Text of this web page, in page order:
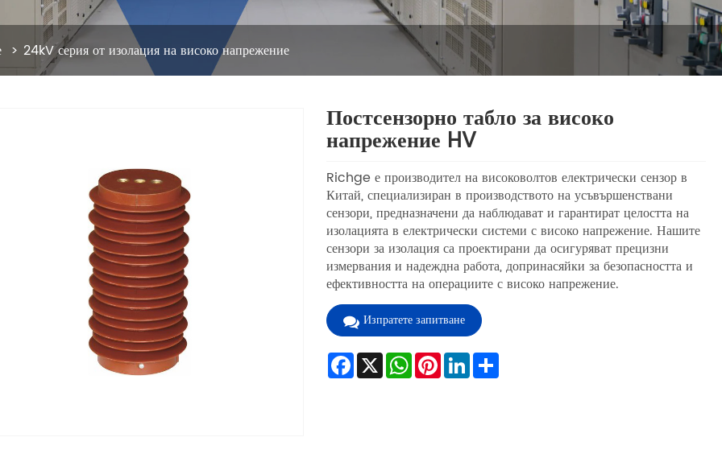
24kV серия от изолация на високо напрежение
Постсензорно табло за високо
напрежение HV
Richge е производител на високоволтов електрически сензор в
Китай, специализиран в производството на усъвършенствани
сензори, предназначени да наблюдават и гарантират целостта на
изолацията в електрически системи с високо напрежение. Нашите
сензори за изолация са проектирани да осигуряват прецизни
измервания и надеждна работа, допринасяйки за безопасността и
ефективността на операциите с високо напрежение.
Изпратете запитване
Facebook
X WhatsApp
Pinterest
LinkedInShare